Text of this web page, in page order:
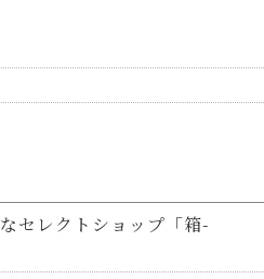
セレクトショップ「箱-